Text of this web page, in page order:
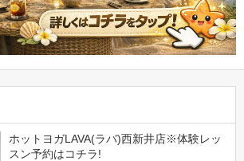
ホットヨガLAVA(ラバ)西新井店※体験レッ
スン予約はコチラ!